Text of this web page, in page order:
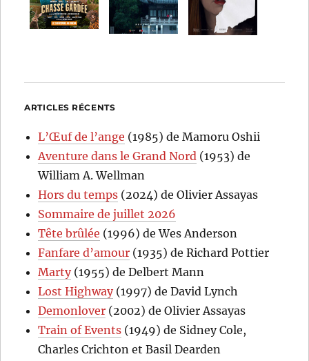
ARTICLES RÉCENTS
L’Œuf de l’ange (1985) de Mamoru Oshii
Aventure dans le Grand Nord (1953) de
William A. Wellman
Hors du temps (2024) de Olivier Assayas
Sommaire de juillet 2026
Tête brûlée (1996) de Wes Anderson
Fanfare d’amour (1935) de Richard Pottier
Marty(1955) de Delbert Mann
Lost Highway(1997) de David Lynch
Demonlover (2002) de Olivier Assayas
Train of Events (1949) de Sidney Cole,
Charles Crichton et Basil Dearden